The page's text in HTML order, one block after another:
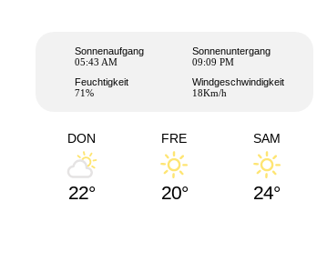
Sonnenaufgang
05:43 AM
Sonnenuntergang
09:09 PM
Feuchtigkeit
71%
Windgeschwindigkeit
18Km/h
DON
22°
FRE
20°
SAM
24°